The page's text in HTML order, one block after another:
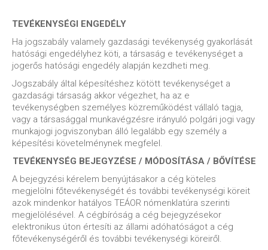
TEVÉKENYSÉGI ENGEDÉLY
Ha jogszabály valamely gazdasági tevékenység gyakorlását
hatósági engedélyhez köti, a társaság e tevékenységet a
jogerős hatósági engedély alapján kezdheti meg.
Jogszabály által képesítéshez kötött tevékenységet a
gazdasági társaság akkor végezhet, ha az e
tevékenységben személyes közreműködést vállaló tagja,
vagy a társasággal munkavégzésre irányuló polgári jogi vagy
munkajogi jogviszonyban álló legalább egy személy a
képesítési követelménynek megfelel.
TEVÉKENYSÉG BEJEGYZÉSE / MÓDOSÍTÁSA / BŐVÍTÉSE
A bejegyzési kérelem benyújtásakor a cég köteles
megjelölni főtevékenységét és további tevékenységi köreit
azok mindenkor hatályos TEÁOR nómenklatúra szerinti
megjelölésével. A cégbíróság a cég bejegyzésekor
elektronikus úton értesíti az állami adóhatóságot a cég
főtevékenységéről és további tevékenységi köreiről.